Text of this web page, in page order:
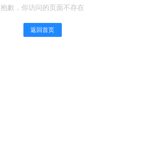
抱歉，你访问的页面不存在
返回首页